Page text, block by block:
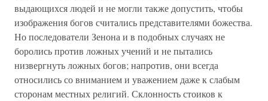
выдающихся людей и не могли также допустить, чтобы
изображения богов считались представителями божества.
Но последователи Зенона и в подобных случаях не
боролись против ложных учений и не пытались
низвергнуть ложных богов; напротив, они всегда
относились со вниманием и уважением даже к слабым
сторонам местных религий. Склонность стоиков к